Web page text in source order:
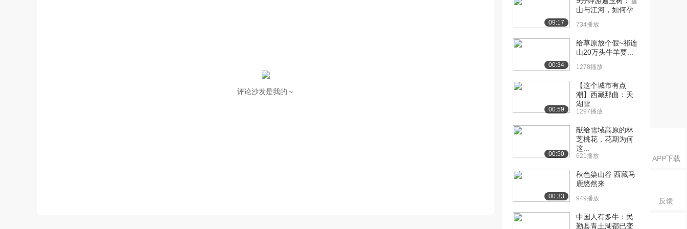
APP下载
反馈
评论沙发是我的～
09:17
山与江河，如何孕...
734播放
00:34
给草原放个假~祁连
山20万头牛羊要...
1278播放
00:59
【这个城市有点
潮】西藏那曲：天
湖雪...
1297播放
00:50
献给雪域高原的林
芝桃花，花期为何
这...
621播放
00:33
秋色染山谷 西藏马
鹿悠然来
949播放
中国人有多牛：民
勤县青土湖都已变